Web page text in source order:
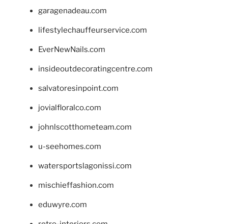
garagenadeau.com
lifestylechauffeurservice.com
EverNewNails.com
insideoutdecoratingcentre.com
salvatoresinpoint.com
jovialfloralco.com
johnlscotthometeam.com
u-seehomes.com
watersportslagonissi.com
mischieffashion.com
eduwyre.com